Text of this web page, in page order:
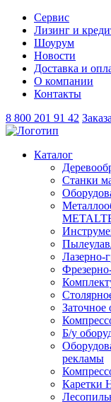
Сервис
Лизинг и
Шоурум
Новости
Доставка и
О компании
Контакты
8 800 201 91 42
Каталог
Станки
Лазерно-
Заточное
Б/у
рекламы
Каретки